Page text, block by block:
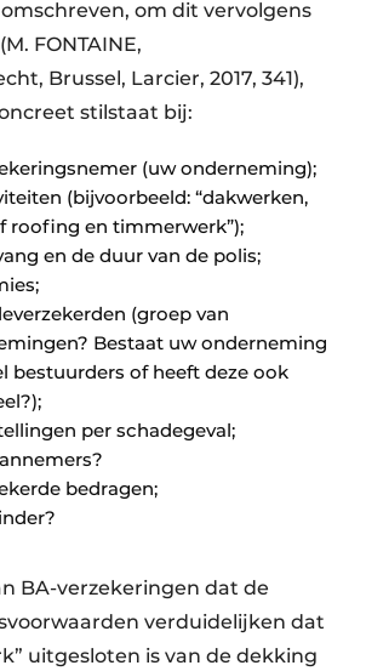
om dit vervolgens
FONTAINE,
Brussel, Larcier, 2017, 341),
stilstaat bij:
(uw onderneming);
(bijvoorbeeld: “dakwerken,
roofing en timmerwerk”);
en de duur van de polis;
(groep van
Bestaat uw onderneming
bestuurders of heeft deze ook
per schadegeval;
bedragen;
BA-verzekeringen dat de
verduidelijken dat
uitgesloten is van de dekking